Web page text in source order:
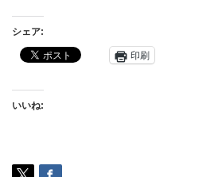
シェア:
印刷
いいね: